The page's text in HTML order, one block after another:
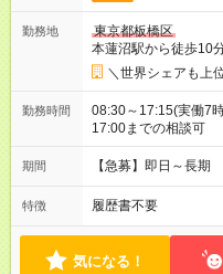
勤務地
東京都板橋区
本蓮沼駅から徒歩10
＼世界シェアも上
勤務時間
08:30～17:15(実働7
17:00までの相談可
期間 【急募】即日～長
特徴 履歴書不要
気になる！